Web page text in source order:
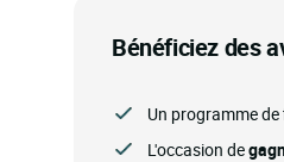
Bénéficiez des
Un programme
L'occasion de